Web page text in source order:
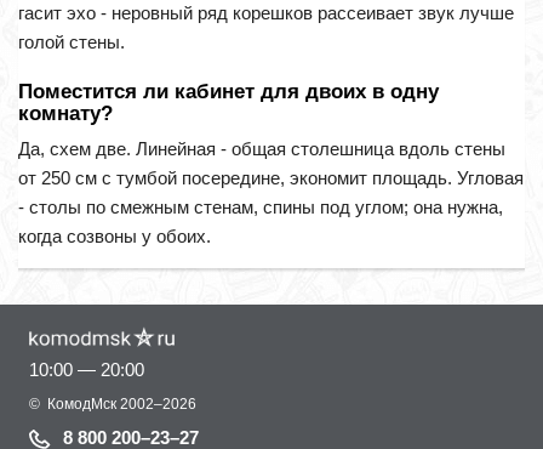
гасит эхо - неровный ряд корешков рассеивает звук лучше
голой стены.
Поместится ли кабинет для двоих в одну
комнату?
Да, схем две. Линейная - общая столешница вдоль стены
от 250 см с тумбой посередине, экономит площадь. Угловая
- столы по смежным стенам, спины под углом; она нужна,
когда созвоны у обоих.
10:00 — 20:00
© КомодМск 2002–2026
8 800 200–23–27